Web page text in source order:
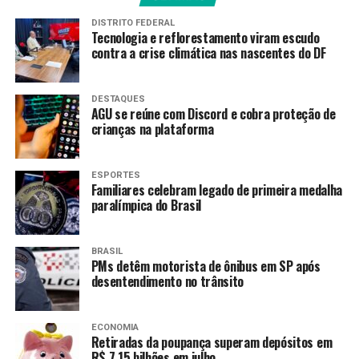
projeto coletivo que vem
mudando a Bahia e o
Brasil”, diz o comunicado.
No dia 18 de junho, a Polícia Federal realizou ação de
busca e apreensão nas residências do senador em
Brasília e Salvador. Os agentes acusam Jaques Wagner de
ter recebido vantagens do banqueiro Augusto Ferreira
Lima, ex-sócio do Banco Master.
negou irregularidades e afirmou estar “absolutamente
tranquilo” em relação à investigação.
Fonte:Agência Brasil
DISTRITO FEDERAL
Tecnologia e reflorestamento viram escudo
contra a crise climática nas nascentes do DF
DESTAQUES
AGU se reúne com Discord e cobra proteção de
crianças na plataforma
ESPORTES
Familiares celebram legado de primeira medalha
paralímpica do Brasil
BRASIL
PMs detêm motorista de ônibus em SP após
desentendimento no trânsito
ECONOMIA
Retiradas da poupança superam depósitos em